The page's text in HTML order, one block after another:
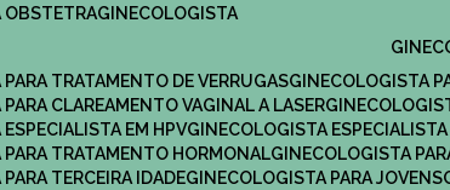
OBSTETRA​
GINECOLOGISTA
PARA TRATAMENTO DE VERRUGAS
GINECOLOGISTA
PARA CLAREAMENTO VAGINAL A LASER
ESPECIALISTA EM HPV
GINECOLOGISTA
PARA TRATAMENTO HORMONAL
GINECOLOGISTA
PARA TERCEIRA IDADE
GINECOLOGISTA PARA JOVENS